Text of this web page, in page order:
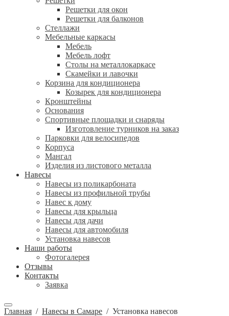
Решетки для окон
Решетки для балконов
Стеллажи
Мебельные каркасы
Мебель
Мебель лофт
Столы на металлокаркасе
Скамейки и лавочки
Корзина для кондиционера
Козырек для кондиционера
Кронштейны
Основания
Спортивные площадки и снаряды
Изготовление турников на заказ
Парковки для велосипедов
Корпуса
Мангал
Изделия из листового металла
Навесы
Навесы из поликарбоната
Навесы из профильной трубы
Навес к дому
Навесы для крыльца
Навесы для дачи
Навесы для автомобиля
Установка навесов
Наши работы
Фотогалерея
Отзывы
Контакты
Заявка
Главная / Навесы в Самаре / Установка навесов